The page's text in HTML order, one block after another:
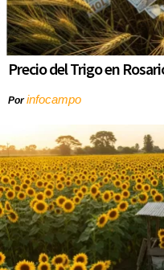
Precio del Trigo en
Porinfocampo